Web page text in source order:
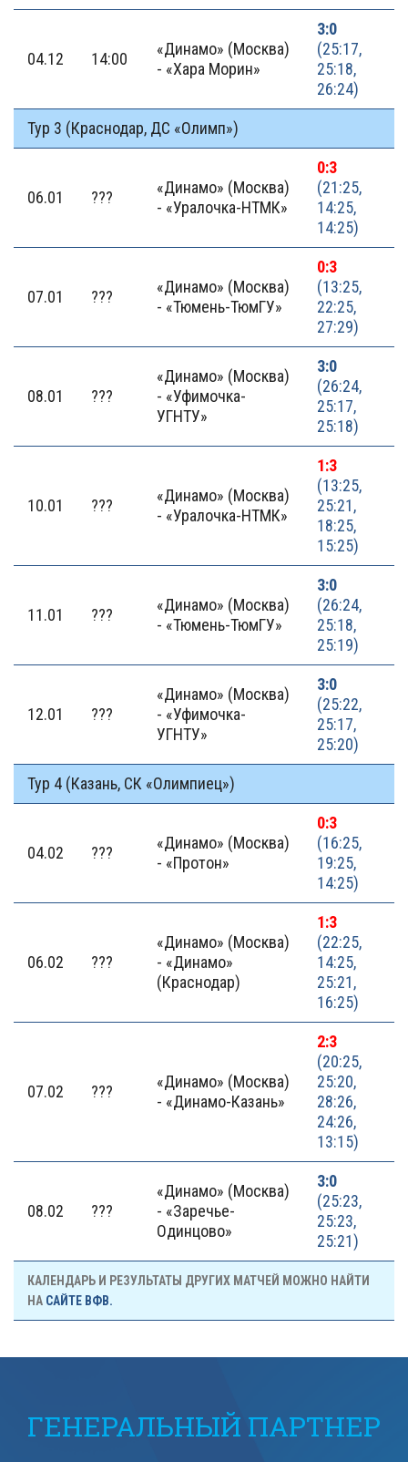
04.12 14:00
«Динамо» (Москва)
- «Хара Морин»
3:0
(25:17,
25:18,
26:24)
Тур 3 (Краснодар, ДС «Олимп»)
06.01 ???
«Динамо» (Москва)
- «Уралочка-НТМК»
0:3
(21:25,
14:25,
14:25)
07.01 ???
«Динамо» (Москва)
- «Тюмень-ТюмГУ»
0:3
(13:25,
22:25,
27:29)
08.01 ???
«Динамо» (Москва)
- «Уфимочка-
УГНТУ»
3:0
(26:24,
25:17,
25:18)
10.01 ???
«Динамо» (Москва)
- «Уралочка-НТМК»
1:3
(13:25,
25:21,
18:25,
15:25)
11.01 ???
«Динамо» (Москва)
- «Тюмень-ТюмГУ»
3:0
(26:24,
25:18,
25:19)
12.01 ???
«Динамо» (Москва)
- «Уфимочка-
УГНТУ»
3:0
(25:22,
25:17,
25:20)
Тур 4 (Казань, СК «Олимпиец»)
04.02 ???
«Динамо» (Москва)
- «Протон»
0:3
(16:25,
19:25,
14:25)
06.02 ???
«Динамо» (Москва)
- «Динамо»
(Краснодар)
1:3
(22:25,
14:25,
25:21,
16:25)
07.02 ???
«Динамо» (Москва)
- «Динамо-Казань»
2:3
(20:25,
25:20,
28:26,
24:26,
13:15)
08.02 ???
«Динамо» (Москва)
- «Заречье-
Одинцово»
3:0
(25:23,
25:23,
25:21)
КАЛЕНДАРЬ И РЕЗУЛЬТАТЫ ДРУГИХ МАТЧЕЙ МОЖНО НАЙТИ
НА САЙТЕ ВФВ.
ГЕНЕРАЛЬНЫЙ ПАРТНЕР